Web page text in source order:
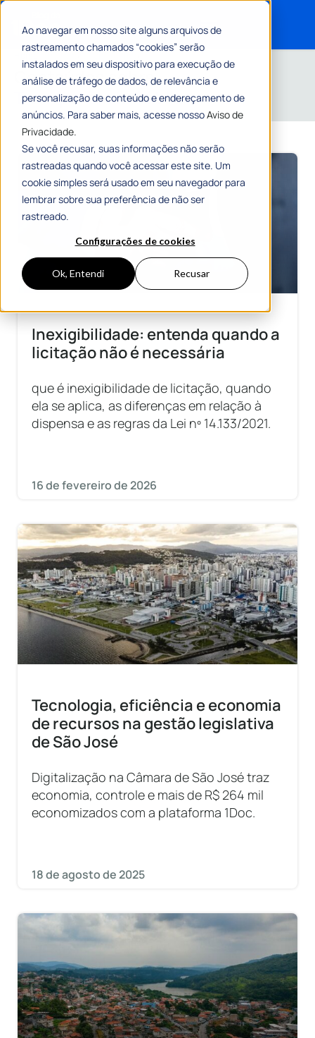
Ao navegar em nosso site alguns arquivos de
rastreamento chamados “cookies” serão
instalados em seu dispositivo para execução de
análise de tráfego de dados, de relevância e
personalização de conteúdo e endereçamento de
anúncios. Para saber mais, acesse nossoAviso de
Privacidade.
Se você recusar, suas informações não serão
rastreadas quando você acessar este site. Um
cookie simples será usado em seu navegador para
lembrar sobre sua preferência de não ser
rastreado.
Configurações de cookies
Ok, Entendi Recusar
Home »Transparência Pública
Conteúdos sobre
Transparência Pública
Inexigibilidade: entenda quando a
licitação não é necessária
que é inexigibilidade de licitação, quando
ela se aplica, as diferenças em relação à
dispensa e as regras da Lei nº 14.133/2021.
16 de fevereiro de 2026
Tecnologia, eficiência e economia
de recursos na gestão legislativa
de São José
Digitalização na Câmara de São José traz
economia, controle e mais de R$ 264 mil
economizados com a plataforma 1Doc.
18 de agosto de 2025